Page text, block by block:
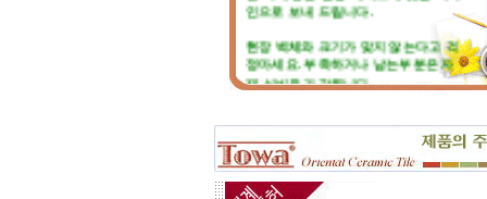
현장 벽체와 크기가 맞지 않는다고 걱
정마세요. 부족하거나 남는부분은 자
재 실비로 가감됩니다.
번호가 있으니, 근처에 타일공을 불러
직접 시공하시고, 번거러워 저희 시공
팀에 의뢰하시면, 시공 포함한 세부 견
적도 가능합니다.